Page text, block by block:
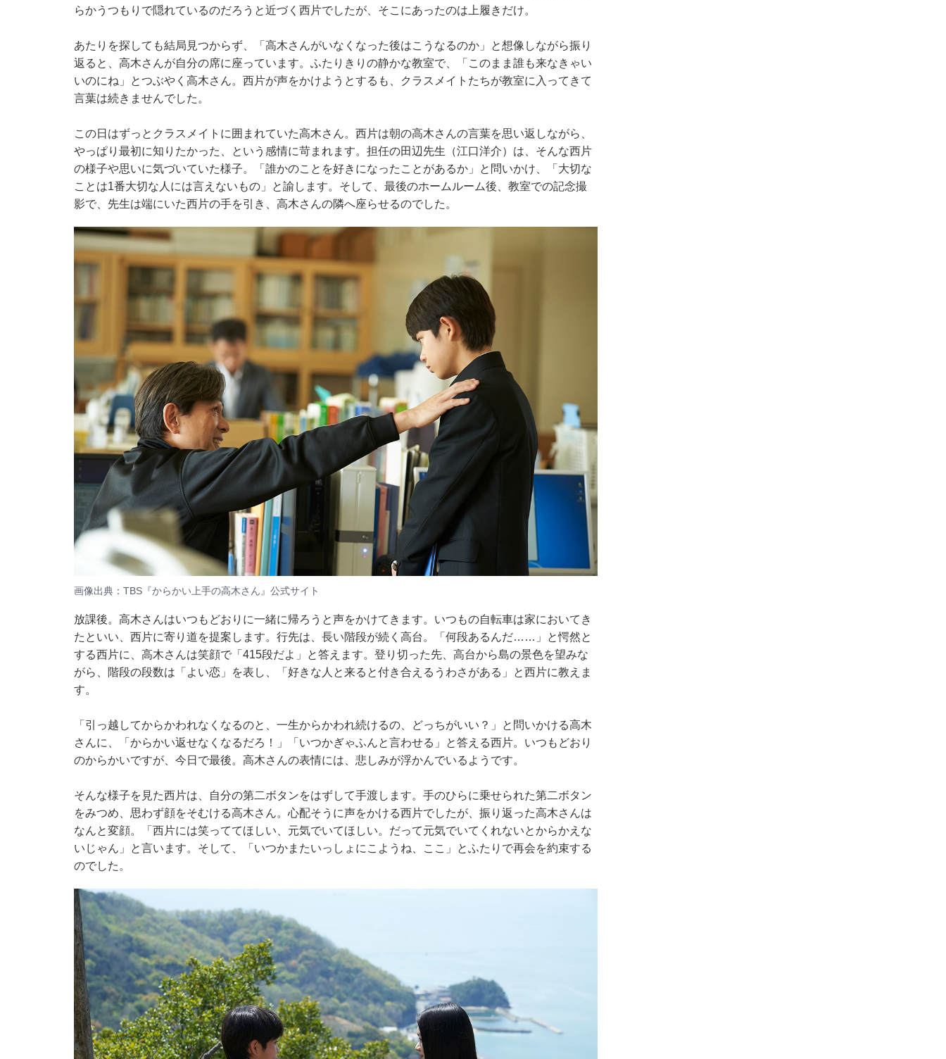
らかうつもりで隠れているのだろうと近づく西片でしたが、そこにあったのは上履きだけ。
あたりを探しても結局見つからず、「高木さんがいなくなった後はこうなるのか」と想像しながら振り
返ると、高木さんが自分の席に座っています。ふたりきりの静かな教室で、「このまま誰も来なきゃい
いのにね」とつぶやく高木さん。西片が声をかけようとするも、クラスメイトたちが教室に入ってきて
言葉は続きませんでした。
この日はずっとクラスメイトに囲まれていた高木さん。西片は朝の高木さんの言葉を思い返しながら、
やっぱり最初に知りたかった、という感情に苛まれます。担任の田辺先生（江口洋介）は、そんな西片
の様子や思いに気づいていた様子。「誰かのことを好きになったことがあるか」と問いかけ、「大切な
ことは1番大切な人には言えないもの」と諭します。そして、最後のホームルーム後、教室での記念撮
影で、先生は端にいた西片の手を引き、高木さんの隣へ座らせるのでした。
画像出典：TBS『からかい上手の高木さん』 公式サイト
放課後。高木さんはいつもどおりに一緒に帰ろうと声をかけてきます。いつもの自転車は家においてき
たといい、西片に寄り道を提案します。行先は、長い階段が続く高台。「何段あるんだ……」と愕然と
する西片に、高木さんは笑顔で「415段だよ」と答えます。登り切った先、高台から島の景色を望みな
がら、階段の段数は「よい恋」を表し、「好きな人と来ると付き合えるうわさがある」と西片に教えま
す。
「引っ越してからかわれなくなるのと、一生からかわれ続けるの、どっちがいい？」と問いかける高木
さんに、「からかい返せなくなるだろ！」「いつかぎゃふんと言わせる」と答える西片。いつもどおり
のからかいですが、今日で最後。高木さんの表情には、悲しみが浮かんでいるようです。
そんな様子を見た西片は、自分の第二ボタンをはずして手渡します。手のひらに乗せられた第二ボタン
をみつめ、思わず顔をそむける高木さん。心配そうに声をかける西片でしたが、振り返った高木さんは
なんと変顔。「西片には笑っててほしい、元気でいてほしい。だって元気でいてくれないとからかえな
いじゃん」と言います。そして、「いつかまたいっしょにこようね、ここ」とふたりで再会を約束する
のでした。